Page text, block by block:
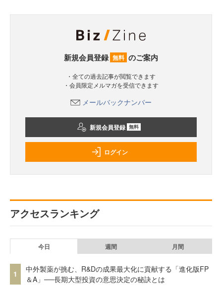
新規会員登録 無料 のご案内
・全ての過去記事が閲覧できます
・会員限定メルマガを受信できます
メールバックナンバー
新規会員登録 無料
ログイン
アクセスランキング
今日 週間 月間
1
中外製薬が挑む、R&Dの成果最大化に貢献する「進化版FP
＆A」──長期大型投資の意思決定の秘訣とは